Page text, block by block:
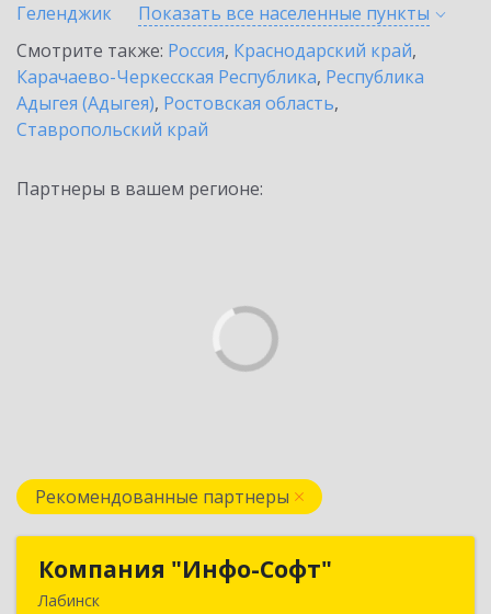
Геленджик
Показать все населенные пункты
Смотрите также: Россия, Краснодарский край,
Карачаево-Черкесская Республика, Республика
Адыгея (Адыгея), Ростовская область,
Ставропольский край
Партнеры в вашем регионе:
Рекомендованные партнеры
Компания "Инфо-Софт"
Лабинск
Компания "Инфо-Софт"